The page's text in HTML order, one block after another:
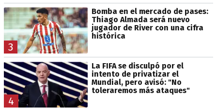
3
Bomba en el mercado de pases:
Thiago Almada será nuevo
jugador de River con una cifra
histórica
4
La FIFA se disculpó por el
intento de privatizar el
Mundial, pero avisó: "No
toleraremos más ataques"